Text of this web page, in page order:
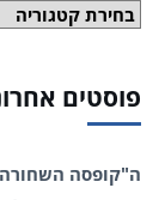
קטגוריות
פוסטים
ה"קופסה